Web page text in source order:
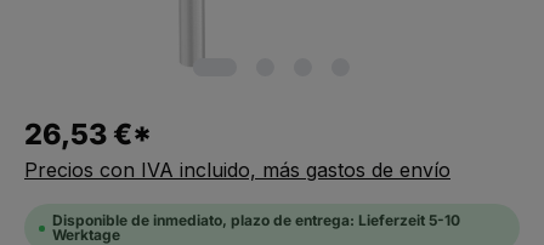
26,53 €*
Precios con IVA incluido, más gastos de envío
Disponible de inmediato, plazo de entrega: Lieferzeit 5-10
Werktage